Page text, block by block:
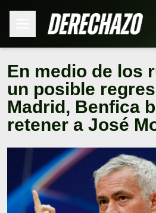
En medio de los
un posible
Madrid, Benfica
retener a José